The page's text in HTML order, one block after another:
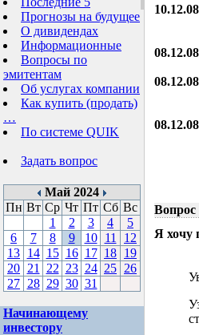
Прогнозы на будущее
О дивидендах
Информационные
Вопросы по
эмитентам
Об услугах компании
Как купить (продать)
…
По системе QUIK
Задать вопрос
Май 2024
Пн Вт Ср Чт Пт Сб Вс
1
2 3 4
5
6
7 8 9 10 11
12
13 14 15 16 17 18 19
20 21 22 23 24 25 26
27 28 29 30 31
Начинающему
инвестору
10.12.08
08.12.08
08.12.08
08.12.08
Вопрос
Я хочу